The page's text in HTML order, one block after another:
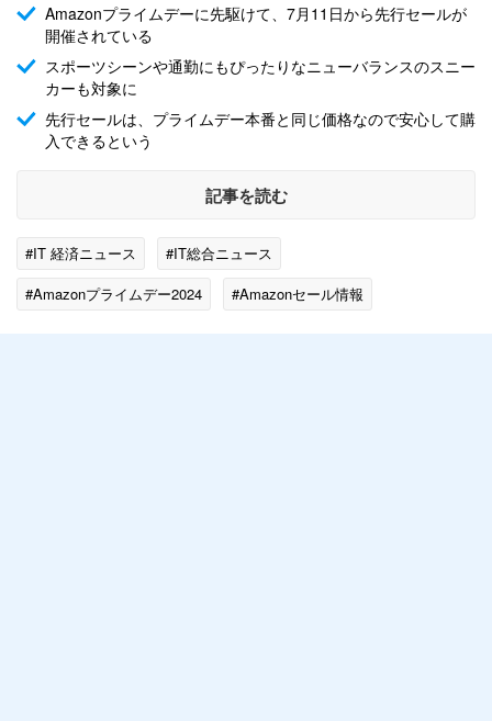
Amazonプライムデーに先駆けて、7月11日から先行セールが
開催されている
スポーツシーンや通勤にもぴったりなニューバランスのスニー
カーも対象に
先行セールは、プライムデー本番と同じ価格なので安心して購
入できるという
記事を読む
#IT 経済ニュース
#IT総合ニュース
#Amazonプライムデー2024
#Amazonセール情報